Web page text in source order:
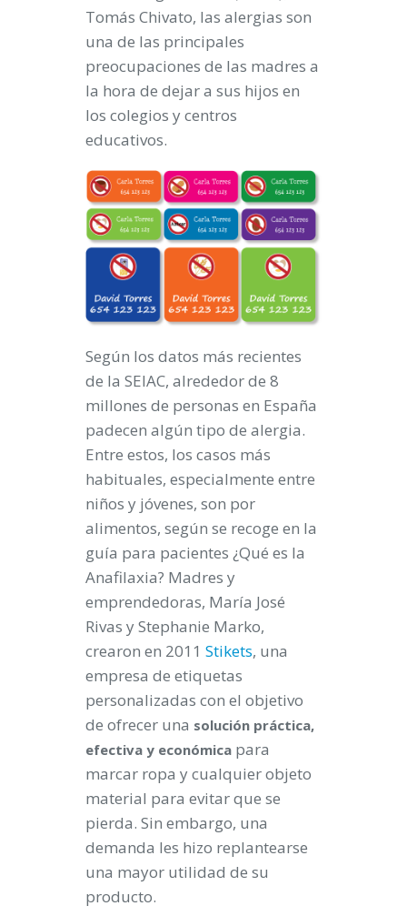
Tomás Chivato, las alergias son
una de las principales
preocupaciones de las madres a
la hora de dejar a sus hijos en
los colegios y centros
educativos.
Según los datos más recientes
de la SEIAC, alrededor de 8
millones de personas en España
padecen algún tipo de alergia.
Entre estos, los casos más
habituales, especialmente entre
niños y jóvenes, son por
alimentos, según se recoge en la
guía para pacientes ¿Qué es la
Anafilaxia? Madres y
emprendedoras, María José
Rivas y Stephanie Marko,
crearon en 2011 Stikets, una
empresa de etiquetas
personalizadas con el objetivo
de ofrecer una solución práctica,
efectiva y económica para
marcar ropa y cualquier objeto
material para evitar que se
pierda. Sin embargo, una
demanda les hizo replantearse
una mayor utilidad de su
producto.